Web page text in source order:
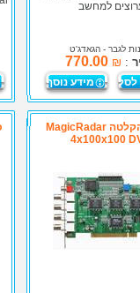
למחשב
לגבר - הגאדג'ט
:
₪
770.00
לסל מידע נוסף
כרטיס הקלטה MagicRadar
4x100x100